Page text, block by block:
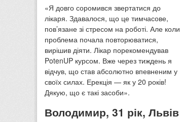
«Я довго соромився звертатися до
лікаря. Здавалося, що це тимчасове,
пов’язане зі стресом на роботі. Але коли
проблема почала повторюватися,
вирішив діяти. Лікар порекомендував
PotenUP курсом. Вже через тиждень я
відчув, що став абсолютно впевненим у
своїх силах. Ерекція — як у 20 років!
Дякую, що є такі засоби».
Володимир, 31 рік, Львів